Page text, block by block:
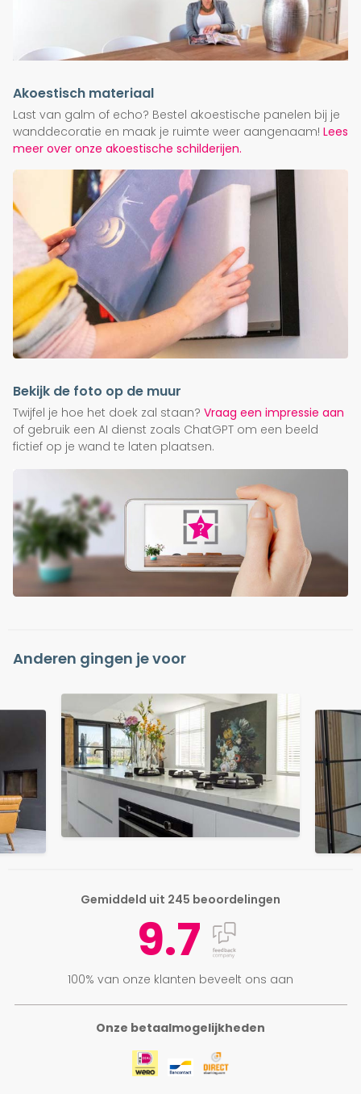
Akoestisch materiaal
Last van galm of echo? Bestel akoestische panelen bij je
wanddecoratie en maak je ruimte weer aangenaam! Lees
meer over onze akoestische schilderijen.
Bekijk de foto op de muur
Twijfel je hoe het doek zal staan? Vraag een impressie aan
of gebruik een AI dienst zoals ChatGPT om een beeld
fictief op je wand te laten plaatsen.
Anderen gingen je voor
Onze betaalmogelijkheden
Gemiddeld uit 245 beoordelingen
9.7
100% van onze klanten beveelt ons aan